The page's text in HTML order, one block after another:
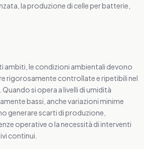
la produzione di celle per batterie,
ambiti, le condizioni ambientali devono
rigorosamente controllate e ripetibili nel
si opera a livelli di umidità
bassi, anche variazioni minime
generare scarti di produzione,
operative o la necessità di interventi
continui.